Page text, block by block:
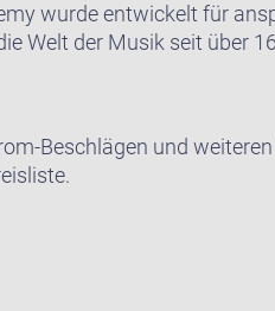
wurde entwickelt für
Welt der Musik seit über
Beschlägen und